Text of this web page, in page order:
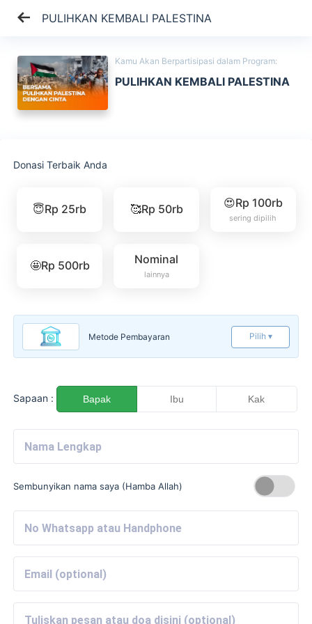
PULIHKAN KEMBALI PALESTINA
Kamu Akan Berpartisipasi dalam Program:
PULIHKAN KEMBALI PALESTINA
Donasi Terbaik Anda
😇Rp 25rb 🥰Rp 50rb 😍Rp 100rb
sering dipilih
🤩Rp 500rb Nominal
lainnya
Metode Pembayaran Pilih ▾
Sapaan : Bapak Ibu Kak
Sembunyikan nama saya (Hamba Allah)